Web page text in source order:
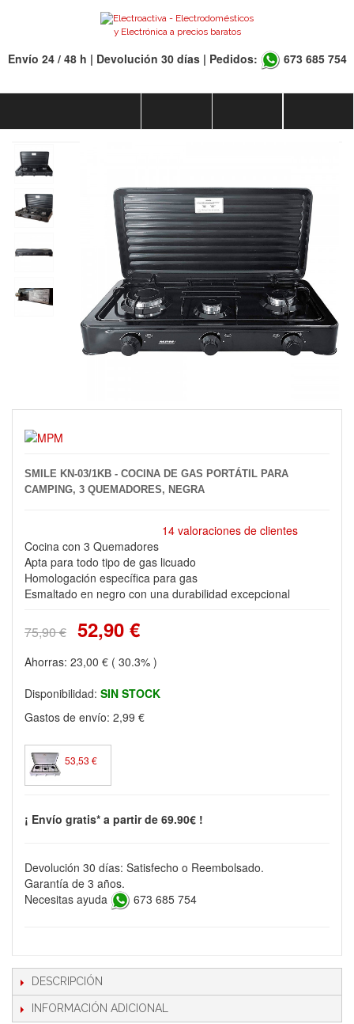
Envío 24 / 48 h | Devolución 30 días | Pedidos: 673 685 754
SMILE KN-03/1KB - COCINA DE GAS PORTÁTIL PARA
CAMPING, 3 QUEMADORES, NEGRA
14 valoraciones de clientes
Cocina con 3 Quemadores
Apta para todo tipo de gas licuado
Homologación específica para gas
Esmaltado en negro con una durabilidad excepcional
75,90 € 52,90 €
Ahorras: 23,00 € ( 30.3% )
Disponibilidad: SIN STOCK
Gastos de envío: 2,99 €
53,53 €
¡ Envío gratis* a partir de 69.90€ !
Devolución 30 días: Satisfecho o Reembolsado.
Garantía de 3 años.
Necesitas ayuda
673 685 754
DESCRIPCIÓN
INFORMACIÓN ADICIONAL